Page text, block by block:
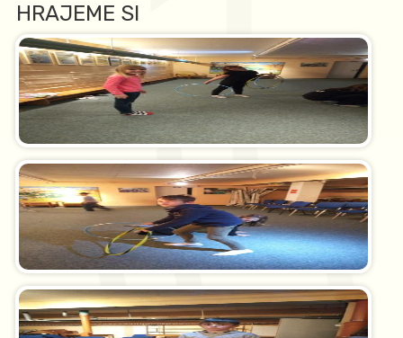
HRAJEME SI